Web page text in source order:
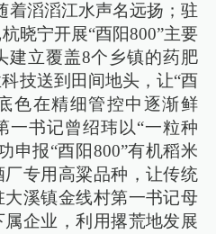
着滔滔江水声名远扬；驻
晓宁开展“酉阳800”主要
建立覆盖8个乡镇的药肥
技送到田间地头，让“酉
色在精细管控中逐渐鲜
一书记曾绍玮以“一粒种
申报“酉阳800”有机稻米
专用高粱品种，让传统
溪镇金线村第一书记母
企业，利用撂荒地发展